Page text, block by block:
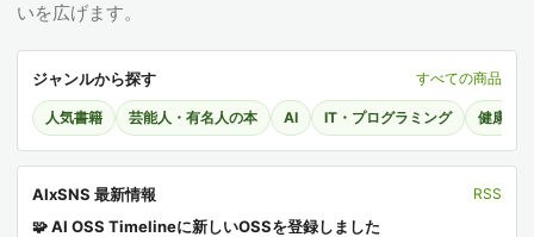
いを広げます。
ジャンルから探す すべての商品
人気書籍 芸能人・有名人の本 AI IT・プログラミング 健康・
AIxSNS 最新情報 RSS
🧩 AI OSS Timelineに新しいOSSを登録しました